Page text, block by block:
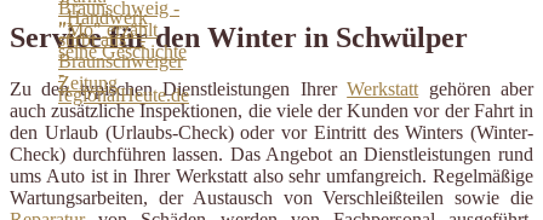
Service für den Winter in Schwülper
Zu den typischen Dienstleistungen IhrerWerkstatt gehören aber
auch zusätzliche Inspektionen, die viele der Kunden vor der Fahrt in
den Urlaub (Urlaubs-Check) oder vor Eintritt des Winters (Winter-
Check) durchführen lassen. Das Angebot an Dienstleistungen rund
ums Auto ist in Ihrer Werkstatt also sehr umfangreich. Regelmäßige
Wartungsarbeiten, der Austausch von Verschleißteilen sowie die